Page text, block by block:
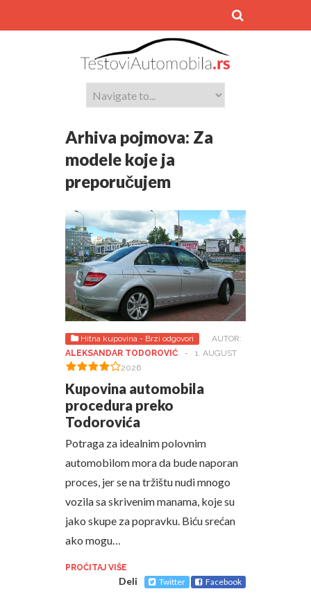
Arhiva pojmova: Za
modele koje ja
preporučujem
Hitna kupovina - Brzi odgovori
AUTOR:
ALEKSANDAR TODOROVIĆ
-
1. AUGUST
2026.
Kupovina automobila
procedura preko
Todorovića
Potraga za idealnim polovnim
automobilom mora da bude naporan
proces, jer se na tržištu nudi mnogo
vozila sa skrivenim manama, koje su
jako skupe za popravku. Biću srećan
ako mogu…
PROČITAJ VIŠE
Deli Twitter Facebook